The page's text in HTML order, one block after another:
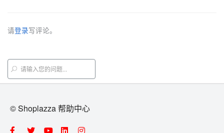
请登录写评论。
© Shoplazza 帮助中心